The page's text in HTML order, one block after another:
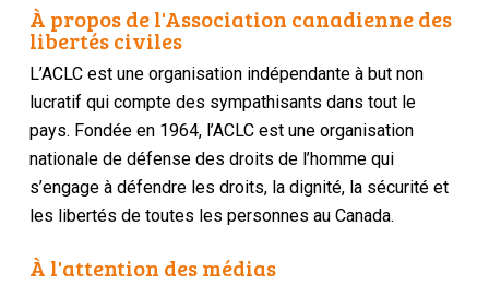
À propos de l'Association canadienne des
libertés civiles
L’ACLC est une organisation indépendante à but non
lucratif qui compte des sympathisants dans tout le
pays. Fondée en 1964, l’ACLC est une organisation
nationale de défense des droits de l’homme qui
s’engage à défendre les droits, la dignité, la sécurité et
les libertés de toutes les personnes au Canada.
À l'attention des médias